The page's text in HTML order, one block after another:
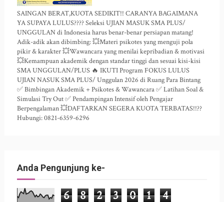
SAINGAN BERAT,KUOTA SEDIKIT!! CARANYA BAGAIMANA
YA SUPAYA LULUS???? Seleksi UJIAN MASUK SMA PLUS/
UNGGULAN di Indonesia harus benar-benar persiapan matang!
Adik-adik akan dibimbing: 💥Materi psikotes yang menguji pola
pikir & karakter 💥Wawancara yang menilai kepribadian & motivasi
💥Kemampuan akademik dengan standar tinggi dan sesuai kisi-kisi
SMA UNGGULAN/PLUS 🔥 IKUTI Program FOKUS LULUS
UJIAN NASUK SMA PLUS/ Unggulan 2026 di Ruang Para Bintang
✅ Bimbingan Akademik + Psikotes & Wawancara ✅ Latihan Soal &
Simulasi Try Out ✅ Pendampingan Intensif oleh Pengajar
Berpengalaman 💥DAFTARKAN SEGERA KUOTA TERBATAS!!??
Hubungi: 0821-6359-6296
Anda Pengunjung ke-
6 8 2 3 0 1 4